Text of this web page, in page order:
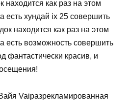
находится как раз на этом
есть хундай ix 25 совершить
находится как раз на этом
есть возможность совершить
фантастически красив, и
Vaiразрекламированная